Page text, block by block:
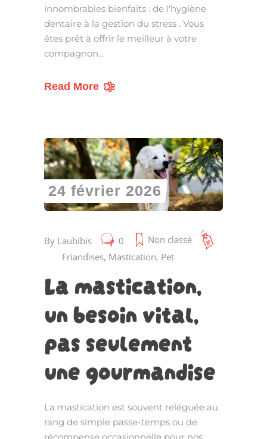
innombrables bienfaits : de l'hygiène
dentaire à la gestion du stress . Vous
êtes prêt à offrir le meilleur à votre
compagnon
Read More
24 février 2026
By Laubibis 0
Non classé
Friandises, Mastication, Pet
La mastication,
un besoin vital,
pas seulement
une gourmandise
La mastication est souvent reléguée au
rang de simple passe-temps ou de